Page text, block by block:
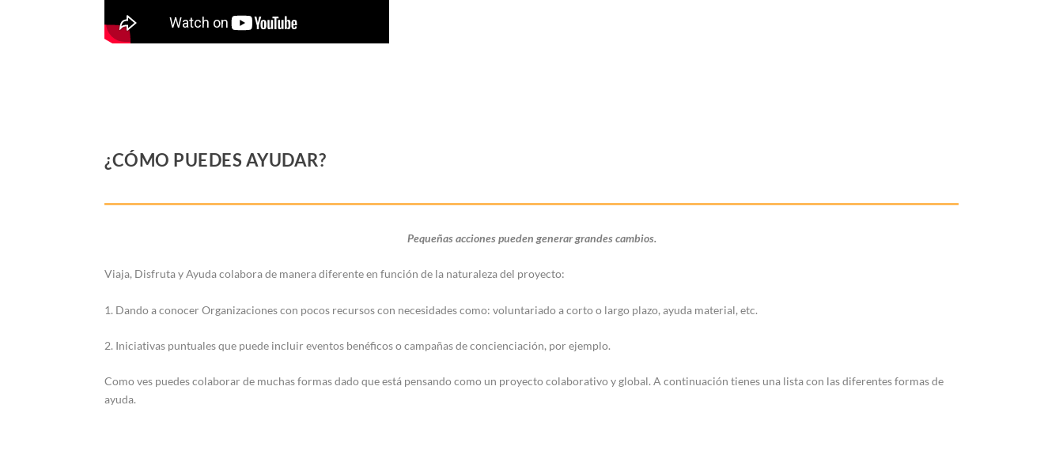
¿CÓMO PUEDES AYUDAR?
Pequeñas acciones pueden generar grandes cambios.
Viaja, Disfruta y Ayuda colabora de manera diferente en función de la naturaleza del proyecto:
1. Dando a conocer Organizaciones con pocos recursos con necesidades como: voluntariado a corto o largo plazo, ayuda material, etc.
2. Iniciativas puntuales que puede incluir eventos benéficos o campañas de concienciación, por ejemplo.
Como ves puedes colaborar de muchas formas dado que está pensando como un proyecto colaborativo y global. A continuación tienes una lista con las diferentes formas de
ayuda.